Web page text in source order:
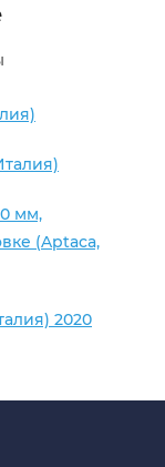
мм,
(Aptaca,
2020